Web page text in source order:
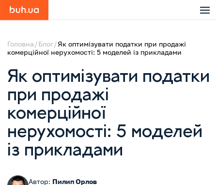
Головна Блог Як оптимізувати податки при продажі
комерційної нерухомості: 5 моделей із прикладами
Як оптимізувати податки
при продажі
комерційної
нерухомості: 5 моделей
із прикладами
Автор: Пилип Орлов